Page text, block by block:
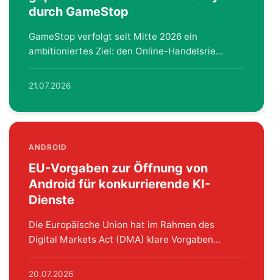
durch GameStop
GameStop verfolgt seit Mitte 2026 ein
ambitioniertes Ziel: den Online-Handelsrie...
21.07.2026
ANDROID
EU-Vorgaben zur Öffnung von
Android für konkurrierende KI-
Dienste
Die Europäische Union hat im Rahmen des
Digital Markets Act (DMA) klare Vorgaben...
20.07.2026